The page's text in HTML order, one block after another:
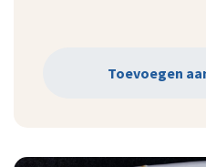
Toevoegen